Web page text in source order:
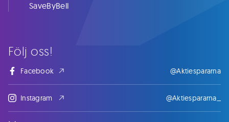
Följ oss!
Facebook @Aktiespararna
Instagram @Aktiespararna_
SaveByBell